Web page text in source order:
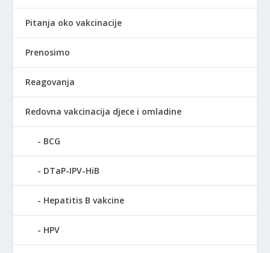
Pitanja oko vakcinacije
Prenosimo
Reagovanja
Redovna vakcinacija djece i omladine
BCG
DTaP-IPV-HiB
Hepatitis B vakcine
HPV